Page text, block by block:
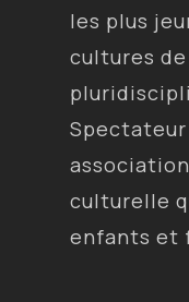
les plus
cultures
culturelle
enfants et